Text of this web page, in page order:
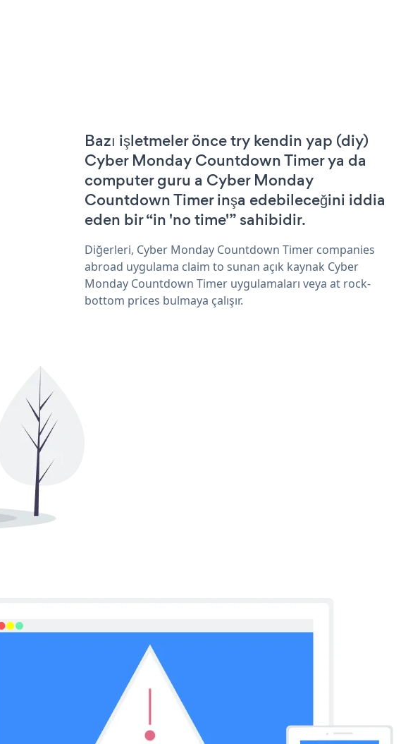
Bazı işletmeler önce try kendin yap (diy)
Cyber Monday Countdown Timer ya da
computer guru a Cyber Monday
Countdown Timer inşa edebileceğini iddia
eden bir “in 'no time'” sahibidir.
Diğerleri, Cyber Monday Countdown Timer companies
abroad uygulama claim to sunan açık kaynak Cyber
Monday Countdown Timer uygulamaları veya at rock-
bottom prices bulmaya çalışır.